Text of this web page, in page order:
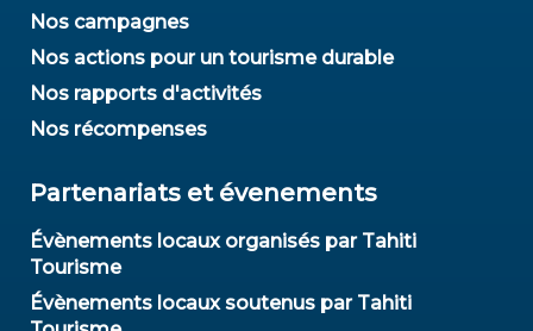
Nos campagnes
Nos actions pour un tourisme durable
Nos rapports d'activités
Nos récompenses
Partenariats et évenements
Évènements locaux organisés par Tahiti
Tourisme
Évènements locaux soutenus par Tahiti